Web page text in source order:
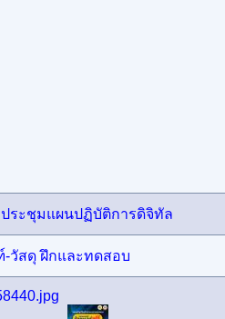
ระชุมแผนปฏิบัติการดิจิทัล
วัสดุ ฝึกและทดสอบ